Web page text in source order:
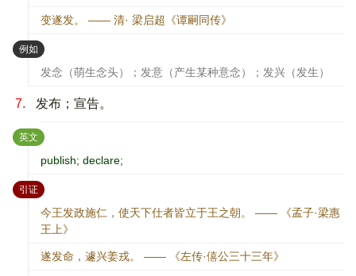
变遂发。 —— 清· 梁启超《谭嗣同传》
例如 ：
发念（萌生念头）；发意（产生某种意念）；发兴（发生）
7. 发布；宣告。
英文 ：
publish; declare;
引证：
今王发政施仁，使天下仕者皆立于王之朝。 —— 《孟子·梁惠
王上》
遂发命，遽兴姜戎。 —— 《左传·僖公三十三年》